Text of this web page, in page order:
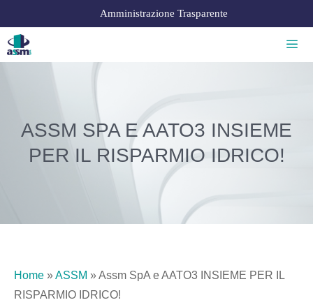
Amministrazione Trasparente
ASSM SPA E AATO3 INSIEME
PER IL RISPARMIO IDRICO!
Home »ASSM »Assm SpA e AATO3 INSIEME PER IL
RISPARMIO IDRICO!